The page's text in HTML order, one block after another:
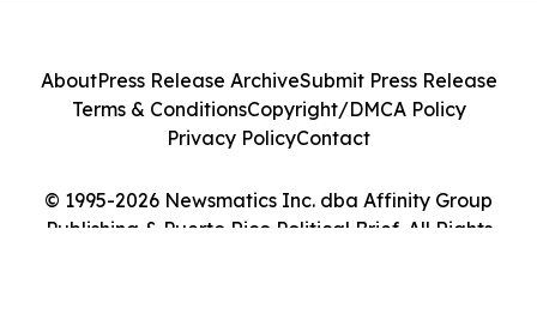
© 1995-2026 Newsmatics Inc. dba Affinity Group
Publishing & Puerto Rico Political Brief. All Rights
AboutPress Release ArchiveSubmit Press Release
Terms & ConditionsCopyright/DMCA Policy
Privacy PolicyContact